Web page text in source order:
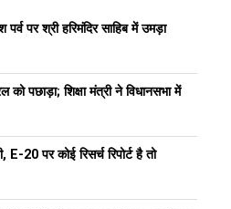
पर श्री हरिमंदिर साहिब में उमड़ा
पछाड़ा; शिक्षा मंत्री ने विधानसभा में
20 पर कोई रिसर्च रिपोर्ट है तो